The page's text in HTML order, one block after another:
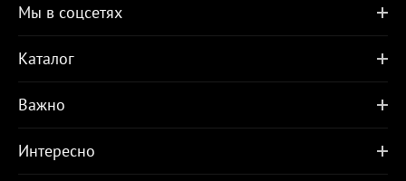
Мы в соцсетях
Каталог
Важно
Интересно